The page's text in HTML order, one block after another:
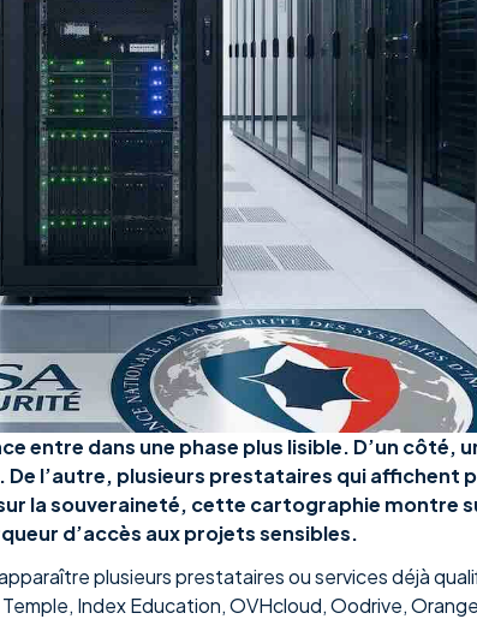
entre dans une phase plus lisible. D’un côté,
De l’autre, plusieurs prestataires qui affichent
la souveraineté, cette cartographie montre
d’accès aux projets sensibles.
plusieurs prestataires ou services déjà
Index Education, OVHcloud, Oodrive,